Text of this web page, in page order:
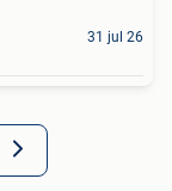
31 jul 26